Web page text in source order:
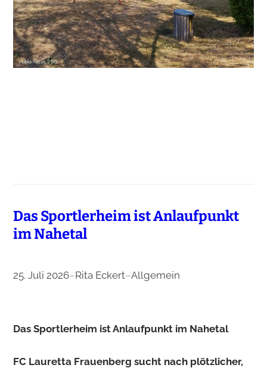
Das Sportlerheim ist Anlaufpunkt
im Nahetal
25. Juli 2026–Rita Eckert–Allgemein
Das Sportlerheim ist Anlaufpunkt im Nahetal
FC Lauretta Frauenberg sucht nach plötzlicher,